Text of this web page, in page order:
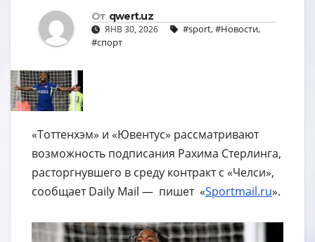
От qwert.uz
ЯНВ 30, 2026 #sport,#Новости,
#спорт
«Тоттенхэм» и «Ювентус» рассматривают
возможность подписания Рахима Стерлинга,
расторгнувшего в среду контракт с «Челси»,
сообщает Daily Mail — пишет «Sportmail.ru».